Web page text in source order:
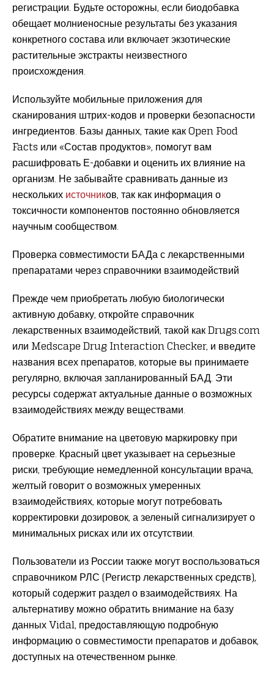
регистрации. Будьте осторожны, если биодобавка
обещает молниеносные результаты без указания
конкретного состава или включает экзотические
растительные экстракты неизвестного
происхождения.
Используйте мобильные приложения для
сканирования штрих-кодов и проверки безопасности
ингредиентов. Базы данных, такие как Open Food
Facts или «Состав продуктов», помогут вам
расшифровать Е-добавки и оценить их влияние на
организм. Не забывайте сравнивать данные из
нескольких источников, так как информация о
токсичности компонентов постоянно обновляется
научным сообществом.
Проверка совместимости БАДа с лекарственными
препаратами через справочники взаимодействий
Прежде чем приобретать любую биологически
активную добавку, откройте справочник
лекарственных взаимодействий, такой как Drugs.com
или Medscape Drug Interaction Checker, и введите
названия всех препаратов, которые вы принимаете
регулярно, включая запланированный БАД. Эти
ресурсы содержат актуальные данные о возможных
взаимодействиях между веществами.
Обратите внимание на цветовую маркировку при
проверке. Красный цвет указывает на серьезные
риски, требующие немедленной консультации врача,
желтый говорит о возможных умеренных
взаимодействиях, которые могут потребовать
корректировки дозировок, а зеленый сигнализирует о
минимальных рисках или их отсутствии.
Пользователи из России также могут воспользоваться
справочником РЛС (Регистр лекарственных средств),
который содержит раздел о взаимодействиях. На
альтернативу можно обратить внимание на базу
данных Vidal, предоставляющую подробную
информацию о совместимости препаратов и добавок,
доступных на отечественном рынке.